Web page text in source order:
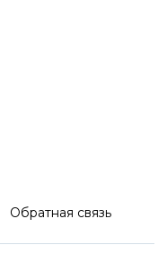
Обратная связь